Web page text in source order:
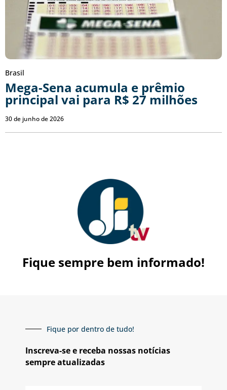
Brasil
Mega-Sena acumula e prêmio
principal vai para R$ 27 milhões
30 de junho de 2026
Fique sempre bem informado!
Fique por dentro de tudo!
Inscreva-se e receba nossas notícias
sempre atualizadas